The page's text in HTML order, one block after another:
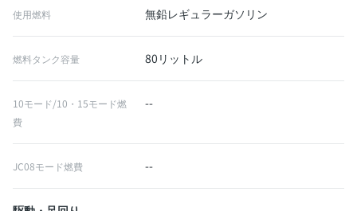
使用燃料 無鉛レギュラーガソリン
燃料タンク容量 80リットル
10モード/10・15モード燃
費
--
JC08モード燃費 --